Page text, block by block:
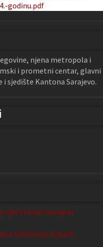
godinu.pdf
njena metropola i
i prometni centar, glavni
i sjedište Kantona Sarajevo.
Grada Sarajeva
Udruženju slijepih